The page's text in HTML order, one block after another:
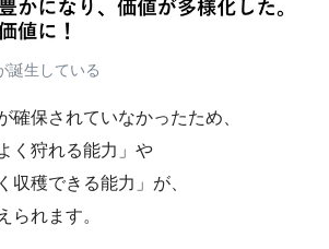
誕生している
確保されていなかったため、
く狩れる能力」や
収穫できる能力」が、
られます。